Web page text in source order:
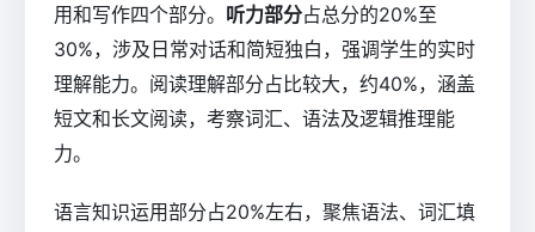
用和写作四个部分。 听力部分占总分的20%至
30%，涉及日常对话和简短独白，强调学生的实时
理解能力。阅读理解部分占比较大，约40%，涵盖
短文和长文阅读，考察词汇、语法及逻辑推理能
力。
语言知识运用部分占20%左右，聚焦语法、词汇填